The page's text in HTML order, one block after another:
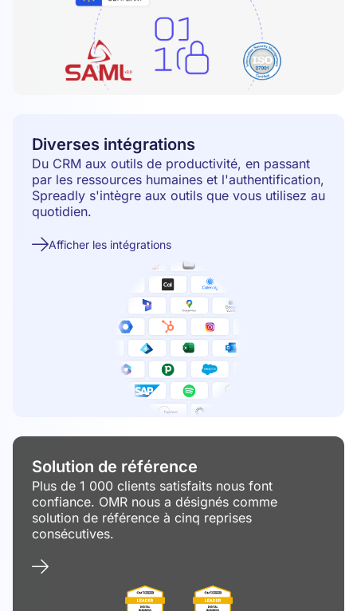
Diverses intégrations
Du CRM aux outils de productivité, en passant
par les ressources humaines et l'authentification,
Spreadly s'intègre aux outils que vous utilisez au
quotidien.
Afficher les intégrations
Solution de référence
Plus de 1 000 clients satisfaits nous font
confiance. OMR nous a désignés comme
solution de référence à cinq reprises
consécutives.